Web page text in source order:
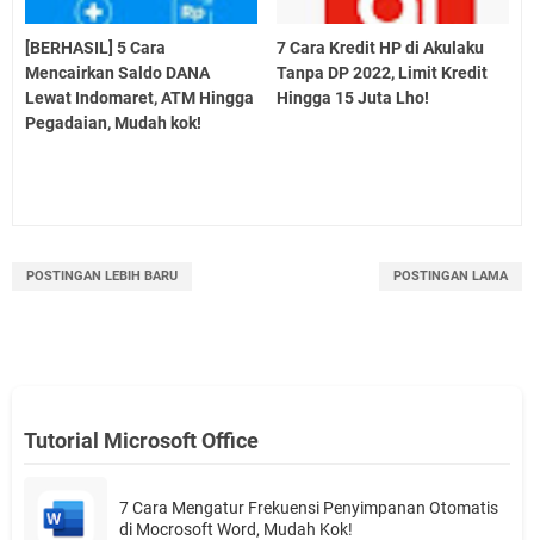
[BERHASIL] 5 Cara
Mencairkan Saldo DANA
Lewat Indomaret, ATM Hingga
Pegadaian, Mudah kok!
7 Cara Kredit HP di Akulaku
Tanpa DP 2022, Limit Kredit
Hingga 15 Juta Lho!
POSTINGAN LEBIH BARU POSTINGAN LAMA
Tutorial Microsoft Office
7 Cara Mengatur Frekuensi Penyimpanan Otomatis
di Mocrosoft Word, Mudah Kok!